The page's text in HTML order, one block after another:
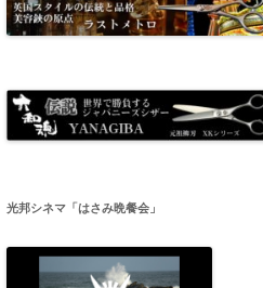
光邦シネマ「はさみ晩餐会」